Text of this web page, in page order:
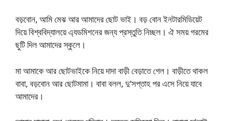
বড়বোন, আমি মেঝ আর আমাদের ছোট ভাই। বড় বোন ইনটারমিডিয়েট
দিয়ে বিশ্ববিদ্যালয়ে এ্যডমিশনের জন্য প্রস্তুতি নিচ্ছল। ঐ সময় গরমের
ছুটি দিল আমাদের স্কুলে।
মা আমাকে আর ছোটভাইকে নিয়ে দাদা বাড়ী বেড়াতে গেল। বাড়ীতে থাকল
বাবা, বড়বোন আর ছোটমামা। বাবা বলল, দু‘সপ্তাহ পর এসে নিয়ে যাবে
আমাদের।